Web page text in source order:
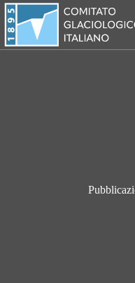
Salta
contenuto